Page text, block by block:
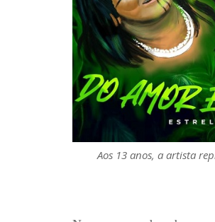
Aos 13 anos, a artista